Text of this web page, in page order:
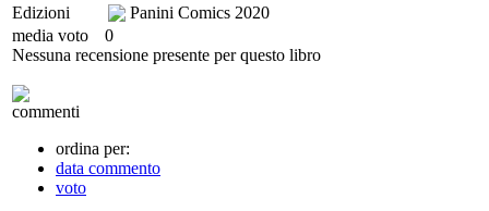
Edizioni
Panini Comics 2020
media voto
0
Nessuna recensione presente per questo libro
commenti
ordina per:
data commento
voto